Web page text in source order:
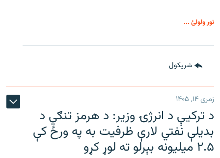
نور ولولئ ...
شريکول
زمری ۱۴, ۱۴۰۵
د ترکیې د انرژۍ وزیر: د هرمز تنګي د
بدیلې نفتي لارې ظرفیت به په ورځ کې
۲.۵ میلیونه بېرلو ته لوړ کړو